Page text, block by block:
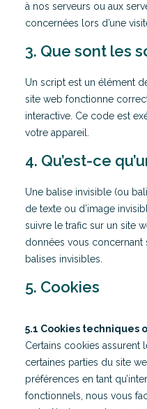
à nos serveurs ou aux
concernées lors d’une
3. Que sont les
Un script est un élément
site web fonctionne
interactive. Ce code est
votre appareil.
4. Qu’est-ce
Une balise invisible (ou
de texte ou d’image
suivre le trafic sur un site
données vous concernant
balises invisibles.
5. Cookies
5.1 Cookies techniques
Certains cookies
certaines parties du site
préférences en tant
fonctionnels, nous vous